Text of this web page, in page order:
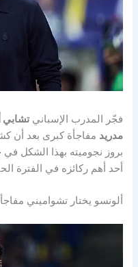
فجّر المدرب الإسبانيتشابي
مدريد مفاجأة كبرى بعد أن
بروز نجوميته بهذا الشكل
أحد أهم ركائزه في الفترة
ألونسو يختار تشواميني